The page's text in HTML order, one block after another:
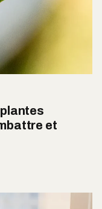
et